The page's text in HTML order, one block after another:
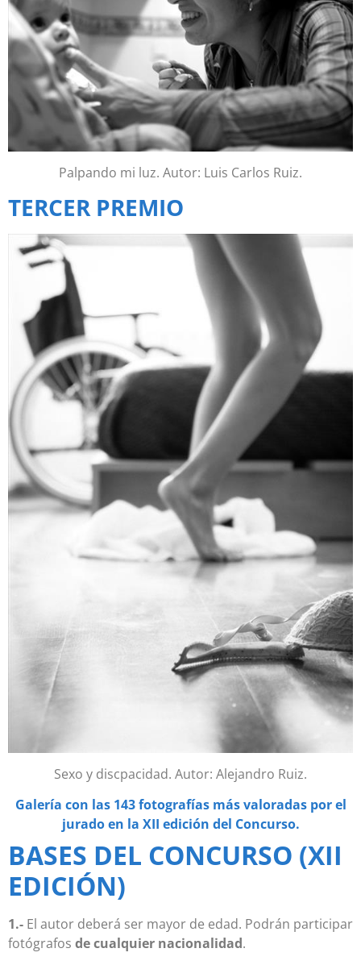
Palpando mi luz. Autor: Luis Carlos Ruiz.
TERCER PREMIO
Sexo y discpacidad. Autor: Alejandro Ruiz.
Galería con las 143 fotografías más valoradas por el
jurado en la XII edición del Concurso.
BASES DEL CONCURSO (XII
EDICIÓN)
1.- El autor deberá ser mayor de edad. Podrán participar
fotógrafos de cualquier nacionalidad.